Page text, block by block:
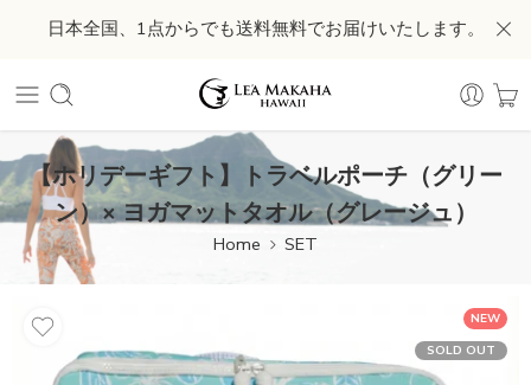
日本全国、1点からでも送料無料でお届けいたします。
【ホリデーギフト】トラベルポーチ（グリー
ン）× ヨガマットタオル（グレージュ）
Home SET
NEW
SOLD OUT